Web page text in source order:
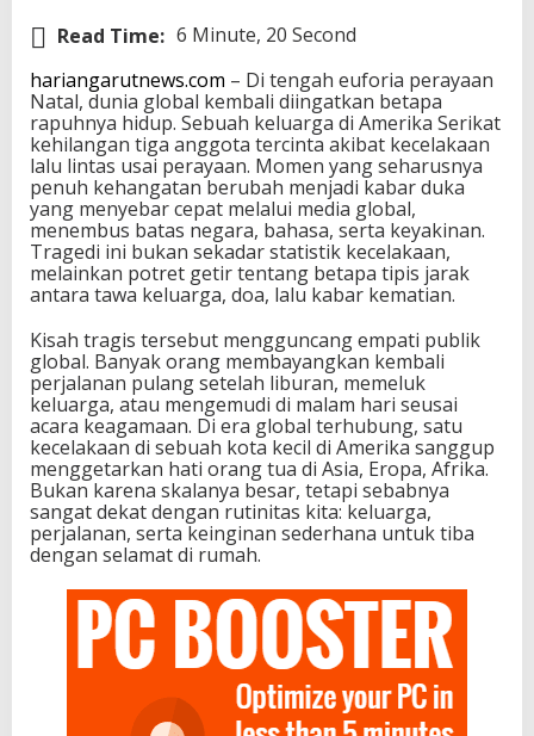
Read Time: 6 Minute, 20 Second
hariangarutnews.com – Di tengah euforia perayaan
Natal, dunia global kembali diingatkan betapa
rapuhnya hidup. Sebuah keluarga di Amerika Serikat
kehilangan tiga anggota tercinta akibat kecelakaan
lalu lintas usai perayaan. Momen yang seharusnya
penuh kehangatan berubah menjadi kabar duka
yang menyebar cepat melalui media global,
menembus batas negara, bahasa, serta keyakinan.
Tragedi ini bukan sekadar statistik kecelakaan,
melainkan potret getir tentang betapa tipis jarak
antara tawa keluarga, doa, lalu kabar kematian.
Kisah tragis tersebut mengguncang empati publik
global. Banyak orang membayangkan kembali
perjalanan pulang setelah liburan, memeluk
keluarga, atau mengemudi di malam hari seusai
acara keagamaan. Di era global terhubung, satu
kecelakaan di sebuah kota kecil di Amerika sanggup
menggetarkan hati orang tua di Asia, Eropa, Afrika.
Bukan karena skalanya besar, tetapi sebabnya
sangat dekat dengan rutinitas kita: keluarga,
perjalanan, serta keinginan sederhana untuk tiba
dengan selamat di rumah.